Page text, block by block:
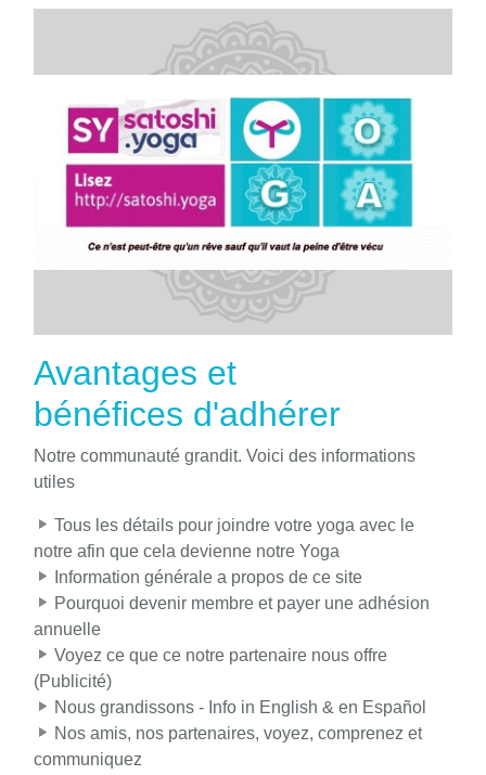
Avantages et
bénéfices d'adhérer
Notre communauté grandit. Voici des informations
utiles
Tous les détails pour joindre votre yoga avec le
notre afin que cela devienne notre Yoga
Information générale a propos de ce site
Pourquoi devenir membre et payer une adhésion
annuelle
Voyez ce que ce notre partenaire nous offre
(Publicité)
Nous grandissons - Info in English & en Español
Nos amis, nos partenaires, voyez, comprenez et
communiquez